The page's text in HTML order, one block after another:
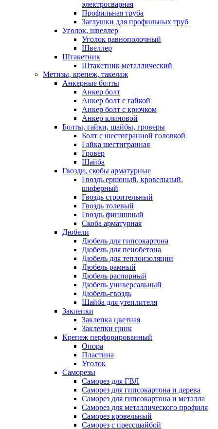
электросварная
Профильная труба
Заглушки для профильных труб
Уголок, швеллер
Уголок равнополочный
Швеллер
Штакетник
Штакетник металлический
Метизы, крепеж, такелаж
Анкерные болты
Анкер болт
Анкер болт с гайкой
Анкер болт с крючком
Анкер клиновой
Болты, гайки, шайбы, гроверы
Болт c шестигранной головкой
Гайка шестигранная
Гровер
Шайба
Гвозди, скобы арматурные
Гвоздь ершоный, кровельный,
шиферный
Гвоздь строительный
Гвоздь толевый
Гвоздь финишный
Скоба арматурная
Дюбели
Дюбель для гипсокартона
Дюбель для пенобетона
Дюбель для теплоизоляции
Дюбель рамный
Дюбель распорный
Дюбель универсальный
Дюбель-гвоздь
Шайба для утеплителя
Заклепки
Заклепка цветная
Заклепки цинк
Крепеж перфорированный
Опора
Пластина
Уголок
Саморезы
Саморез для ГВЛ
Саморез для гипсокартона и дерева
Саморез для гипсокартона и металла
Саморез для металлического профиля
Саморез кровельный
Саморез с прессшайбой